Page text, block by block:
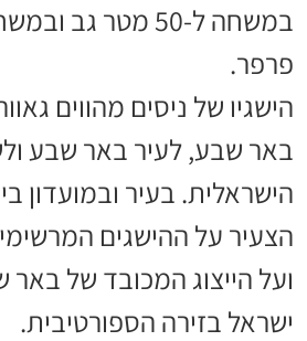
פרפר.
הישגיו של ניסים מהווים
באר שבע, לעיר באר שבע
הישראלית. בעיר ובמועדון
הצעיר על ההישגים
ועל הייצוג המכובד של
ישראל בזירה הספורטיבית.